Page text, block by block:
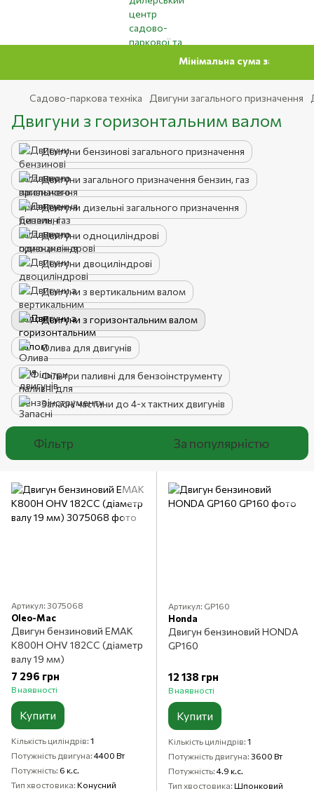
Мінімальна сума замовлення на сайті
Садово-паркова техніка Двигуни загального призначення
Двигуни з горизонтальним валом
Двигуни бензинові загального призначення
Двигуни загального призначення бензин, газ
Двигуни дизельні загального призначення
Двигуни одноциліндрові
Двигуни двоциліндрові
Двигуни з вертикальним валом
Двигуни з горизонтальним валом
Олива для двигунів
Фільтри паливні для бензоінструменту
Запасні частини до 4-х тактних двигунів
Фільтр За популярністю
Артикул: 3075068
Oleo-Mac
Двигун бензиновий ЕМАК
К800Н OHV 182CC (діаметр
валу 19 мм)
7 296 грн
В наявності
Купити
Кількість циліндрів 1
Потужність двигуна 4400 Вт
Потужність 6 к.с.
Тип хвостовика Конусний
Артикул: GP160
Honda
Двигун бензиновий HONDA
GP160
12 138 грн
В наявності
Купити
Кількість циліндрів 1
Потужність двигуна 3600 Вт
Потужність 4.9 к.с.
Тип хвостовика Шпонковий